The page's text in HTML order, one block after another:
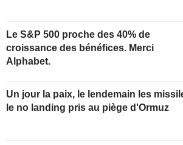
Le S&P 500 proche des 40% de
croissance des bénéfices. Merci
Alphabet.
Un jour la paix, le lendemain les
le no landing pris au piège d'Ormuz